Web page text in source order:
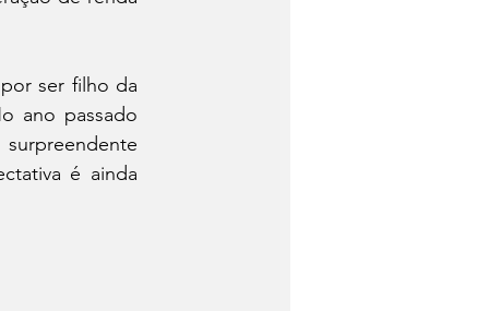
ser filho da
ano passado
é ainda